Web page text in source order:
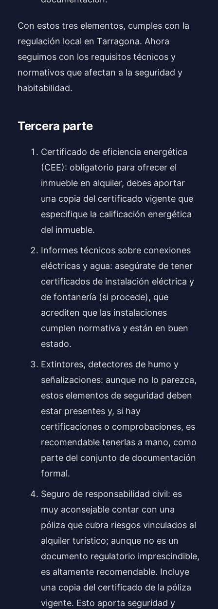
Con estos tres elementos, cumples con la
regulación local en Tarragona. Ahora
seguimos con los requisitos técnicos y
normativos que afectan a la seguridad y
habitabilidad.
Tercera parte
Certificado de eficiencia energética
(CEE): obligatorio para ofrecer el
inmueble en alquiler, debes aportar
una copia del certificado vigente que
especifique la calificación energética
del inmueble.
Informes técnicos sobre conexiones
eléctricas y agua: asegúrate de tener
certificados de instalación eléctrica y
de fontanería (si procede), que
acrediten que las instalaciones
cumplen normativa y están en buen
estado.
Extintores, detectores de humo y
señalizaciones: aunque no lo parezca,
estos elementos de seguridad deben
estar presentes y, si hay
certificaciones o comprobaciones, es
recomendable tenerlas a mano, como
parte del conjunto de documentación
formal.
Seguro de responsabilidad civil: es
muy aconsejable contar con una
póliza que cubra riesgos vinculados al
alquiler turístico; aunque no es un
documento regulatorio imprescindible,
es altamente recomendable. Incluye
una copia del certificado de la póliza
vigente. Esto aporta seguridad y